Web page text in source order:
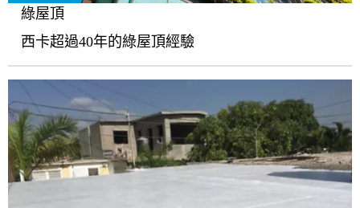
綠屋頂
西卡超過40年的綠屋頂經驗